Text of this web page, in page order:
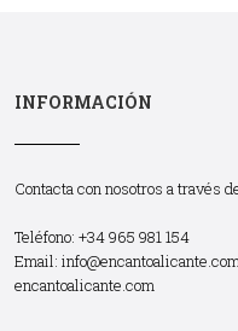
INFORMACIÓN
Contacta con nosotros a través
Teléfono: +34 965 981 154
Email:
encantoalicante.com